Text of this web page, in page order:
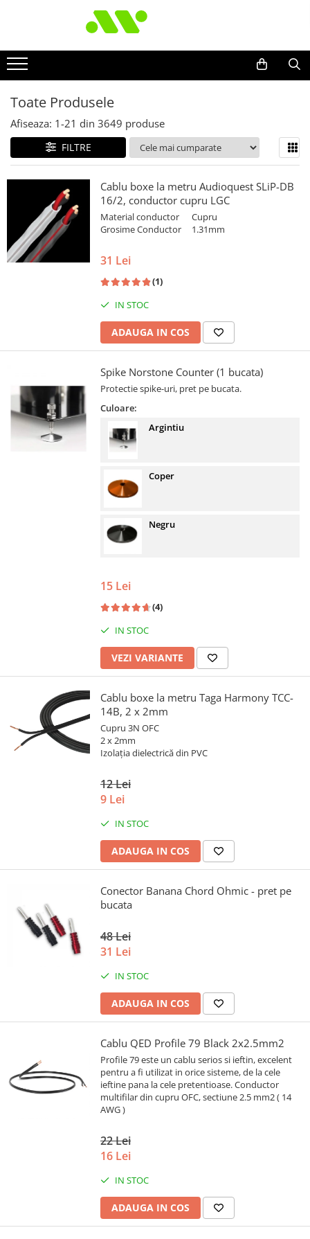
Toate Produsele
Afiseaza: 1-21 din 3649 produse
FILTRE
Cablu boxe la metru Audioquest SLiP-DB
16/2, conductor cupru LGC
Material conductor
Cupru
Grosime Conductor 1.31mm
31 Lei
(1)
IN STOC
ADAUGA IN COS
Spike Norstone Counter (1 bucata)
Protectie spike-uri, pret pe bucata.
Culoare:
Argintiu
Coper
Negru
15 Lei
(4)
IN STOC
VEZI VARIANTE
Cablu boxe la metru Taga Harmony TCC-
14B, 2 x 2mm
Cupru 3N OFC
2 x 2mm
Izolația dielectrică din PVC
12 Lei
9 Lei
IN STOC
ADAUGA IN COS
Conector Banana Chord Ohmic - pret pe
bucata
48 Lei
31 Lei
IN STOC
ADAUGA IN COS
Cablu QED Profile 79 Black 2x2.5mm2
Profile 79 este un cablu serios si ieftin, excelent
pentru a fi utilizat in orice sisteme, de la cele
ieftine pana la cele pretentioase. Conductor
multifilar din cupru OFC, sectiune 2.5 mm2 ( 14
AWG )
22 Lei
16 Lei
IN STOC
ADAUGA IN COS